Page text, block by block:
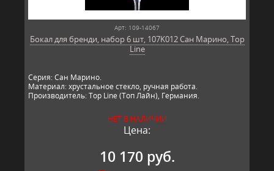
Арт: 109-14067
Бокал для бренди, набор 6 шт, 107K012 Сан Марино, Top
Line
Серия: Сан Марино.
Материал: хрустальное стекло, ручная работа.
Производитель: Top Line (Топ Лайн), Германия.
НЕТ В НАЛИЧИИ
Цена:
10 170 руб.